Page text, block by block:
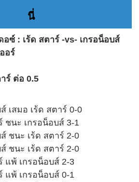
นี่
อซ์ : เร้ด สตาร์ -vs- เกรอน็อบส์
อร์
ร์ ต่อ 0.5
เสมอ เร้ด สตาร์ 0-0
ชนะ เกรอน็อบส์ 3-1
ชนะ เร้ด สตาร์ 2-0
ชนะ เร้ด สตาร์ 2-0
แพ้ เกรอน็อบส์ 2-3
แพ้ เกรอน็อบส์ 0-1